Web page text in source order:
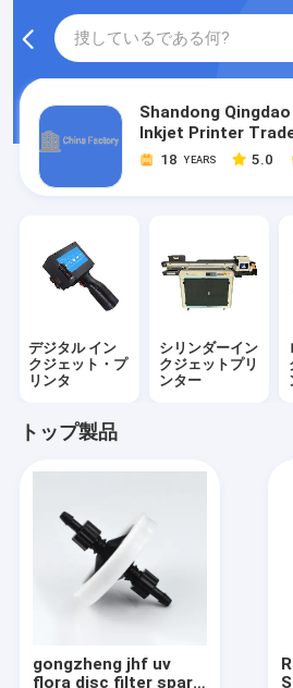
Shandong
Inkjet Printer
18 YEARS 5.0
デジタル イン
クジェット・プ
リンタ
シリンダーイン
クジェットプリ
ンター
トップ製品
gongzheng jhf uv
flora disc filter spare